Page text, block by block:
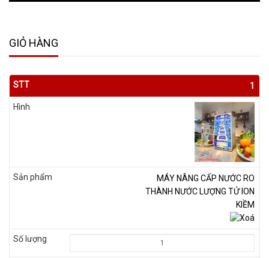
GIỎ HÀNG
1
MÁY NÂNG CẤP NƯỚC RO
THÀNH NƯỚC LƯỢNG TỬ ION
KIỀM
Xoá